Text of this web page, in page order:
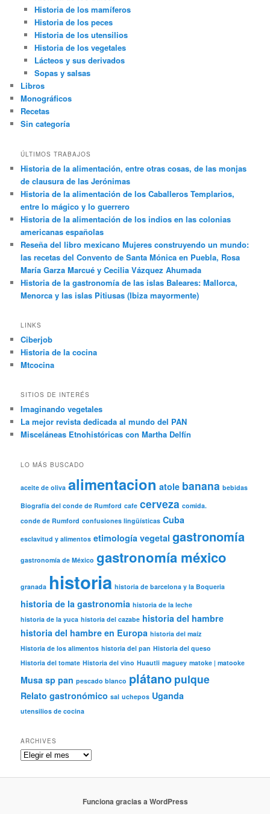
Historia de los mamíferos
Historia de los peces
Historia de los utensilios
Historia de los vegetales
Lácteos y sus derivados
Sopas y salsas
Libros
Monográficos
Recetas
Sin categoría
ÚLTIMOS TRABAJOS
Historia de la alimentación, entre otras cosas, de las monjas
de clausura de las Jerónimas
Historia de la alimentación de los Caballeros Templarios,
entre lo mágico y lo guerrero
Historia de la alimentación de los indios en las colonias
americanas españolas
Reseña del libro mexicano Mujeres construyendo un mundo:
las recetas del Convento de Santa Mónica en Puebla, Rosa
María Garza Marcué y Cecilia Vázquez Ahumada
Historia de la gastronomía de las islas Baleares: Mallorca,
Menorca y las islas Pitiusas (Ibiza mayormente)
LINKS
Ciberjob
Historia de la cocina
Mtcocina
SITIOS DE INTERÉS
Imaginando vegetales
La mejor revista dedicada al mundo del PAN
Misceláneas Etnohistóricas con Martha Delfín
LO MÁS BUSCADO
aceite de oliva alimentacion atole banana bebidas
Biografía del conde de Rumford cafe cerveza comida.
conde de Rumford confusiones lingüísticas Cuba
esclavitud y alimentos etimología vegetal gastronomía
gastronomía de México gastronomía méxico
granada historia historia de barcelona y la Boqueria
historia de la gastronomia historia de la leche
historia de la yuca historia del cazabe historia del hambre
historia del hambre en Europa historia del maíz
Historia de los alimentos historia del pan Historia del queso
Historia del tomate Historia del vino Huautli maguey matoke | matooke
Musa sp pan pescado blanco plátano pulque
Relato gastronómico sal uchepos Uganda
utensilios de cocina
ARCHIVES
Archives
Funciona gracias a WordPress